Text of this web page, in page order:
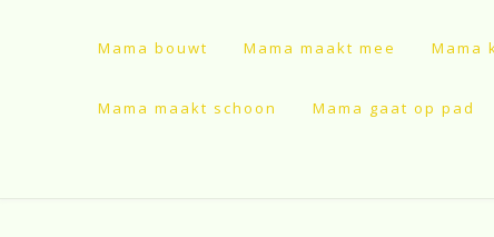
Mama bouwt Mama maakt mee Mama
Mama maakt schoon Mama gaat op pad